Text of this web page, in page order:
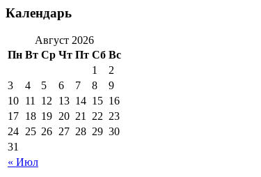
Календарь
Август 2026
Пн Вт Ср Чт Пт Сб Вс
« Июл
1
2
3
4 5 6 7 8
9
10 11 12 13 14 15 16
17 18 19 20 21 22 23
24 25 26 27 28 29 30
31